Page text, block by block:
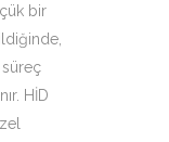
bir
HİD